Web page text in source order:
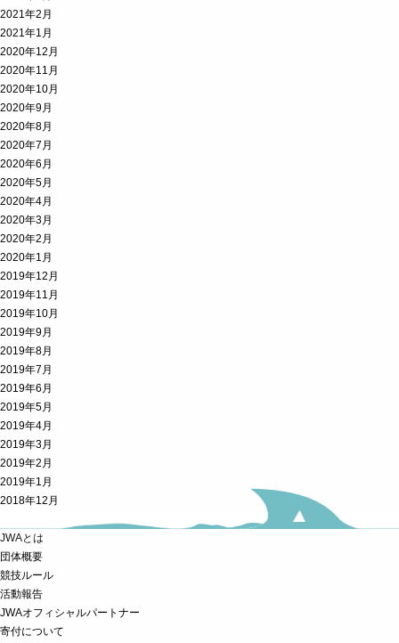
2021年2月
2021年1月
2020年12月
2020年11月
2020年10月
2020年9月
2020年8月
2020年7月
2020年6月
2020年5月
2020年4月
2020年3月
2020年2月
2020年1月
2019年12月
2019年11月
2019年10月
2019年9月
2019年8月
2019年7月
2019年6月
2019年5月
2019年4月
2019年3月
2019年2月
2019年1月
2018年12月
JWAとは
団体概要
競技ルール
活動報告
JWAオフィシャルパートナー
寄付について